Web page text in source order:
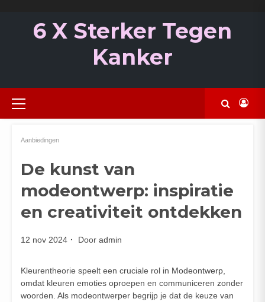
6 X Sterker Tegen
Kanker
Primair
menu
Aanbiedingen
De kunst van
modeontwerp: inspiratie
en creativiteit ontdekken
12 nov 2024 Door admin
Kleurentheorie speelt een cruciale rol in Modeontwerp
omdat kleuren emoties oproepen en communiceren zonder
woorden. Als modeontwerper begrijp je dat de keuze van